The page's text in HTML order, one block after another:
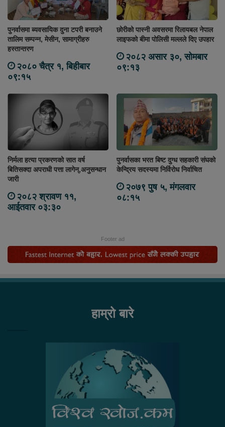
पुनर्वासमा ब्यवसायिक दुना टपरी बनाउने
तालिम सम्पन्न, मेसीन, सामाग्रीहरु
हस्तान्तरण
२०८० चैत्र १, बिहीबार
०९:१५
छोरीको पास्नी अवसरमा रिलायबल नेपाल
लाइफको बीमा पोलिसी मल्लले दिए उपहार
२०८२ असार ३०, सोमबार
०९:१३
निर्मला हत्या प्रकरणको सात वर्ष
बितिसक्दा अपराधी पत्ता लागेन्,अनुसन्धान
जारी
२०८२ श्रावण ११,
आईतवार ०३:३०
पुनर्वासका भरत बिष्ट दुग्ध सहकारी संघको
केन्द्रिय सदस्यमा निर्विरोध निर्वाचित
२०७९ पुष ५, मंगलवार
०८:१५
Footer ad
हाम्रो बारे